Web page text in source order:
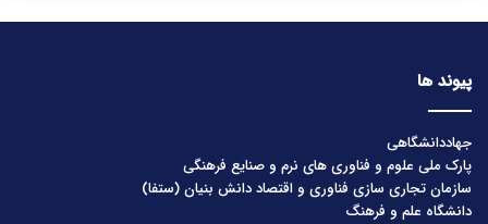
پیوند ها
جهاددانشگاهی
پارک ملی علوم و فناوری های نرم و صنایع فرهنگی
سازمان تجاری سازی فناوری و اقتصاد دانش بنیان (ستفا)
دانشگاه علم و فرهنگ